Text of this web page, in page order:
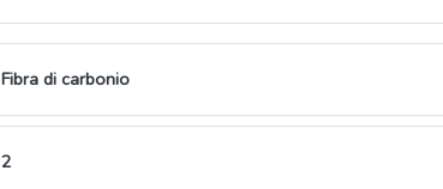
Fibra di carbonio
2